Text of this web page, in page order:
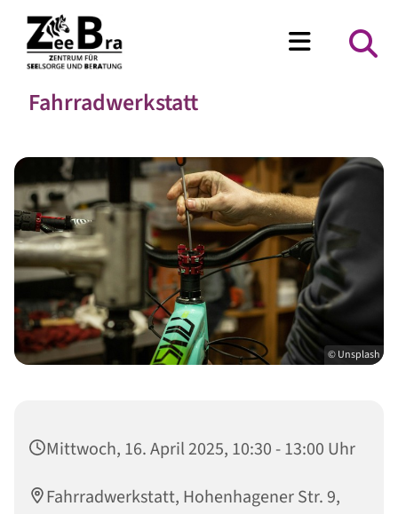
Fahrradwerkstatt
© Unsplash
Mittwoch, 16. April 2025, 10:30 - 13:00 Uhr
Fahrradwerkstatt, Hohenhagener Str. 9,